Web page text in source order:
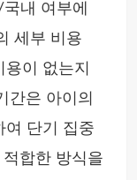
내 여부에
세부 비용
이 없는지
간은 아이의
여 단기 집중
합한 방식을